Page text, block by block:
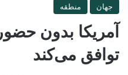
جهان منطقه
آمریکا بدون
توافق می‌کند